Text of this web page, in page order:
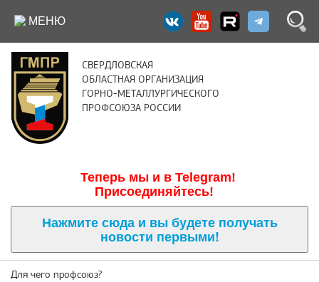
МЕНЮ
СВЕРДЛОВСКАЯ
ОБЛАСТНАЯ ОРГАНИЗАЦИЯ
ГОРНО-МЕТАЛЛУРГИЧЕСКОГО
ПРОФСОЮЗА РОССИИ
Теперь мы и в Telegram!
Присоединяйтесь!
Нажмите сюда и вы будете получать
новости первыми!
Для чего профсоюз?